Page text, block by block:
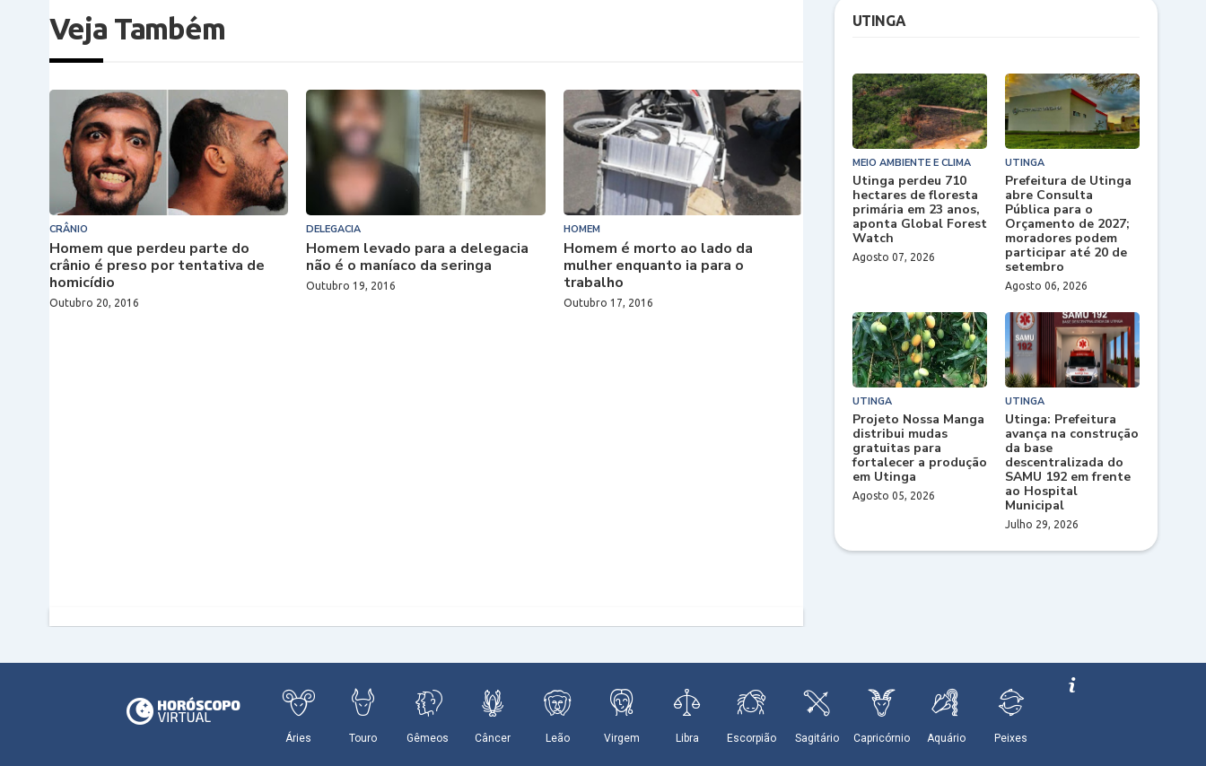
Veja Também
CRÂNIO
Homem que perdeu parte do
crânio é preso por tentativa de
homicídio
Outubro 20, 2016
DELEGACIA
Homem levado para a delegacia
não é o maníaco da seringa
Outubro 19, 2016
HOMEM
Homem é morto ao lado da
mulher enquanto ia para o
trabalho
Outubro 17, 2016
UTINGA
MEIO AMBIENTE E CLIMA
Utinga perdeu 710
hectares de floresta
primária em 23 anos,
aponta Global Forest
Watch
Agosto 07, 2026
UTINGA
Prefeitura de Utinga
abre Consulta
Pública para o
Orçamento de 2027;
moradores podem
participar até 20 de
setembro
Agosto 06, 2026
UTINGA
Projeto Nossa Manga
distribui mudas
gratuitas para
fortalecer a produção
em Utinga
Agosto 05, 2026
UTINGA
Utinga: Prefeitura
avança na construção
da base
descentralizada do
SAMU 192 em frente
ao Hospital
Municipal
Julho 29, 2026